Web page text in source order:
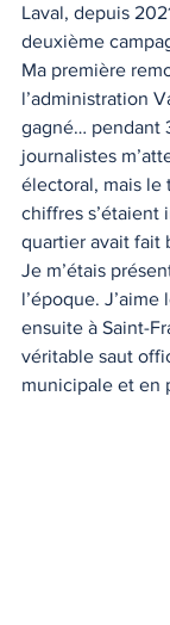
Laval, depuis
deuxième
Ma première
l’administration
gagné… pendant
journalistes
électoral, mais le
chiffres s’étaient
quartier avait fait
Je m’étais
l’époque. J’aime
ensuite à Saint-
véritable saut
municipale et en